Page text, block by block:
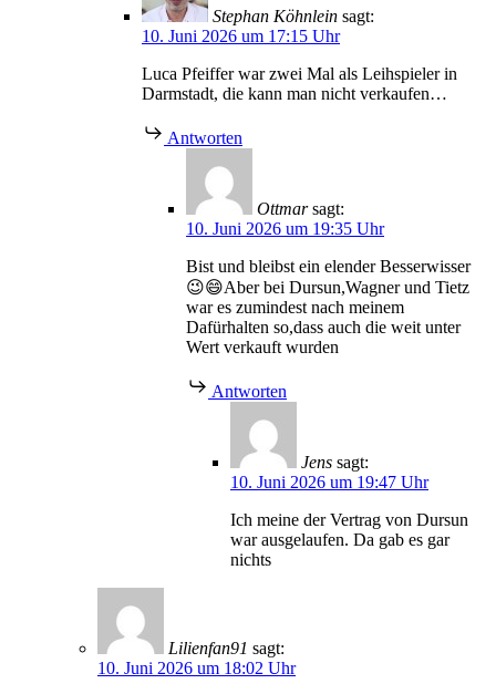
Stephan Köhnlein sagt:
10. Juni 2026 um 17:15 Uhr
Luca Pfeiffer war zwei Mal als Leihspieler in
Darmstadt, die kann man nicht verkaufen…
Antworten
Ottmar sagt:
10. Juni 2026 um 19:35 Uhr
Bist und bleibst ein elender Besserwisser
😉😄Aber bei Dursun,Wagner und Tietz
war es zumindest nach meinem
Dafürhalten so,dass auch die weit unter
Wert verkauft wurden
Antworten
Jens sagt:
10. Juni 2026 um 19:47 Uhr
Ich meine der Vertrag von Dursun
war ausgelaufen. Da gab es gar
nichts
Lilienfan91 sagt:
10. Juni 2026 um 18:02 Uhr